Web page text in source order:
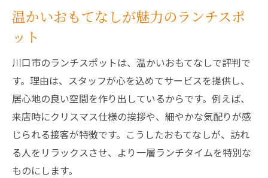
地元食材が光る川口市のクリスマスランチ
クリスマスに味わう旬のランチメニュー
地元の味を楽しむ特別なランチ体験
素材にこだわったランチで感じる贅沢
川口市産食材の魅力をランチで堪能
地元食材で彩るクリスマスランチの楽しみ
雰囲気抜群の川口市で特別なランチ時間を
温かいおもてなしが魅力のランチスポ
ット
川口市のランチスポットは、温かいおもてなしで評判で
す。理由は、スタッフが心を込めてサービスを提供し、
居心地の良い空間を作り出しているからです。例えば、
来店時にクリスマス仕様の挨拶や、細やかな気配りが感
じられる接客が特徴です。こうしたおもてなしが、訪れ
る人をリラックスさせ、より一層ランチタイムを特別な
ものにします。